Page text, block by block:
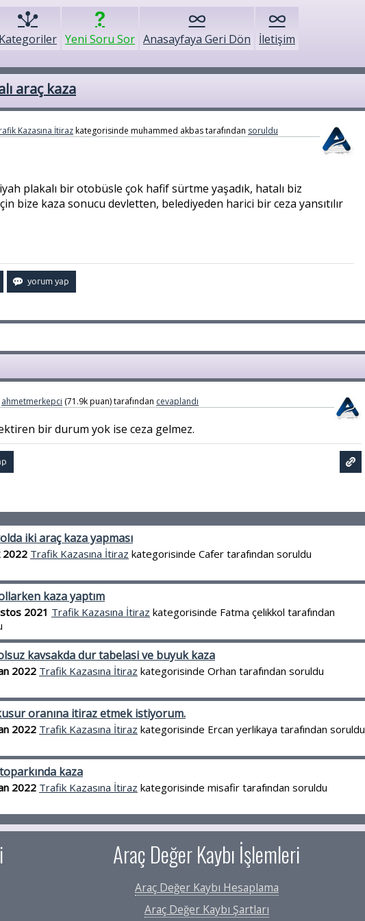
Kategoriler Yeni Soru Sor Anasayfaya Geri Dön İletişim
araç kaza
Kazasına İtirazkategorisinde muhammed akbastarafından soruldu
plakalı bir otobüsle çok hafif sürtme yaşadık, hatalı biz
bize kaza sonucu devletten, belediyeden harici bir ceza yansıtılır
ahmetmerkepci (71.9kpuan)tarafından cevaplandı
bir durum yok ise ceza gelmez.
iki araç kaza yapması
2022 Trafik Kazasına İtiraz kategorisinde Cafer tarafından soruldu
kaza yaptım
2021 Trafik Kazasına İtiraz kategorisinde Fatma çelikkol tarafından
kavsakda dur tabelasi ve buyuk kaza
2022 Trafik Kazasına İtiraz kategorisinde Orhan tarafından soruldu
oranına itiraz etmek istiyorum.
2022 Trafik Kazasına İtiraz kategorisinde Ercan yerlikaya tarafından soruldu
kaza
2022 Trafik Kazasına İtiraz kategorisinde misafir tarafından soruldu
Araç Değer Kaybı İşlemleri
Araç Değer Kaybı Hesaplama
Araç Değer Kaybı Şartları